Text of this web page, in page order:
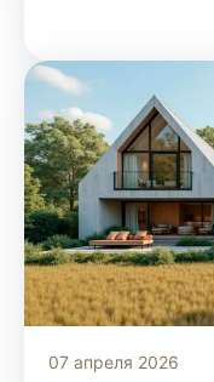
выписок ЕГРН
онлайн-
вы быстро и
участок на
рискованных
07 апреля 2026